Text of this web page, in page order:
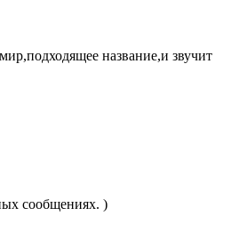
название,и звучит
сообщениях. )